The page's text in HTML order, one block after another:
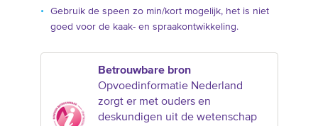
Gebruik de speen zo min/kort mogelijk, het is niet
goed voor de kaak- en spraakontwikkeling.
Betrouwbare bron
Opvoedinformatie Nederland
zorgt er met ouders en
deskundigen uit de wetenschap